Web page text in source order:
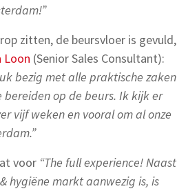
zitten, de beursvloer is gevuld,
Loon (Senior Sales Consultant):
bezig met alle praktische zaken
bereiden op de beurs. Ik kijk er
vijf weken en vooral om al onze
voor “The full experience! Naast
hygiëne markt aanwezig is, is